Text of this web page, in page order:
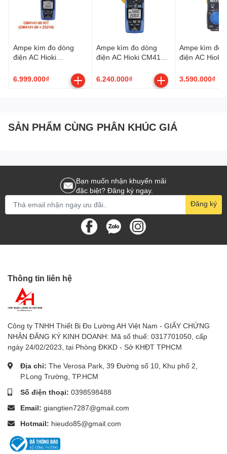
Thiết kế nhỏ gọn, cầm chắc tay
Lý tưởng cho kỹ thuật điện dân dụng, sửa chữa cơ bản
Nhược điểm Ampe kìm Fluke 323:
Không đo điện dung, nhiệt độ
3. Đánh giá chi tiết Fluke 324
Thông số chính Ampe kìm Fluke 324:
Bao gồm tất cả tính năng của Fluke 323
Thêm chức năng đo nhiệt độ (kèm đầu dò)
Màn hình có đèn nền
Ưu điểm Ampe kìm Fluke 324:
Đo được nhiệt độ – phù hợp kiểm tra động cơ, HVAC
Có thêm tính năng điện dung – phù hợp kỹ thuật viên điện
Màn hình sáng dễ đọc trong điều kiện thiếu sáng
Nhược điểm Ampe kìm Fluke 324:
Ampe kìm đo dòng
điện AC Hioki
6.999.000₫
Ampe kìm đo dòng
điện AC Hioki CM4141
6.240.000₫
Ampe kìm đo
điện AC Hioki
3.590.000₫
SẢN PHẨM CÙNG PHÂN KHÚC GIÁ
Bạn muốn nhận khuyến mãi
đặc biệt? Đăng ký ngay.
Đăng ký
Thông tin liên hệ
Công ty TNHH Thiết Bị Đo Lường AH Việt Nam - GIẤY CHỨNG
NHẬN ĐĂNG KÝ KINH DOANH: Mã số thuế: 0317701050, cấp
ngày 24/02/2023, tại Phòng ĐKKD - Sở KHĐT TPHCM
Địa chỉ: The Verosa Park, 39 Đường số 10, Khu phố 2,
P.Long Trường, TP.HCM
Số điện thoại: 0398598488
Email: giangtien7287@gmail.com
Hotmail: hieudo85@gmail.com